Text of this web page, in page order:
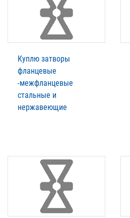
Куплю затворы
фланцевые
-межфланцевые
стальные и
нержавеющие